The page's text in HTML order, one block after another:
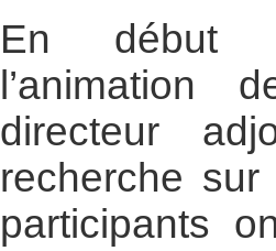
En début
l’animation
directeur
recherche
participants